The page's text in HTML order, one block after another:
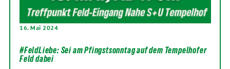
16. Mai 2024
#FeldLiebe: Sei am Pfingstsonntag auf dem Tempelhofer
Feld dabei